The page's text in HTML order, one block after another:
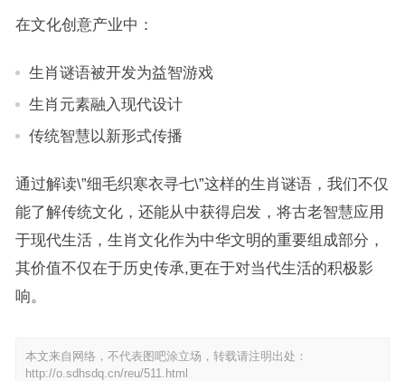
在文化创意产业中：
生肖谜语被开发为益智游戏
生肖元素融入现代设计
传统智慧以新形式传播
通过解读\”细毛织寒衣寻七\”这样的生肖谜语，我们不仅
能了解传统文化，还能从中获得启发，将古老智慧应用
于现代生活，生肖文化作为中华文明的重要组成部分，
其价值不仅在于历史传承,更在于对当代生活的积极影
响。
本文来自网络，不代表图吧涂立场，转载请注明出处：
http://o.sdhsdq.cn/reu/511.html